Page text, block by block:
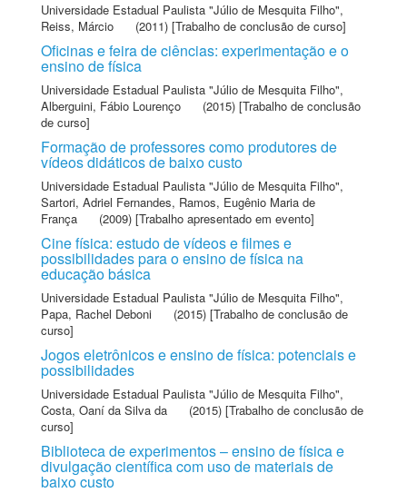
Universidade Estadual Paulista "Júlio de Mesquita Filho",
Reiss, Márcio
(2011) [Trabalho de conclusão de curso]
Oficinas e feira de ciências: experimentação e o
ensino de física
Universidade Estadual Paulista "Júlio de Mesquita Filho",
Alberguini, Fábio Lourenço
(2015) [Trabalho de conclusão
de curso]
Formação de professores como produtores de
vídeos didáticos de baixo custo
Universidade Estadual Paulista "Júlio de Mesquita Filho",
Sartori, Adriel Fernandes, Ramos, Eugênio Maria de
França
(2009) [Trabalho apresentado em evento]
Cine física: estudo de vídeos e filmes e
possibilidades para o ensino de física na
educação básica
Universidade Estadual Paulista "Júlio de Mesquita Filho",
Papa, Rachel Deboni
(2015) [Trabalho de conclusão de
curso]
Jogos eletrônicos e ensino de física: potenciais e
possibilidades
Universidade Estadual Paulista "Júlio de Mesquita Filho",
Costa, Oaní da Silva da
(2015) [Trabalho de conclusão de
curso]
Biblioteca de experimentos – ensino de física e
divulgação científica com uso de materiais de
baixo custo